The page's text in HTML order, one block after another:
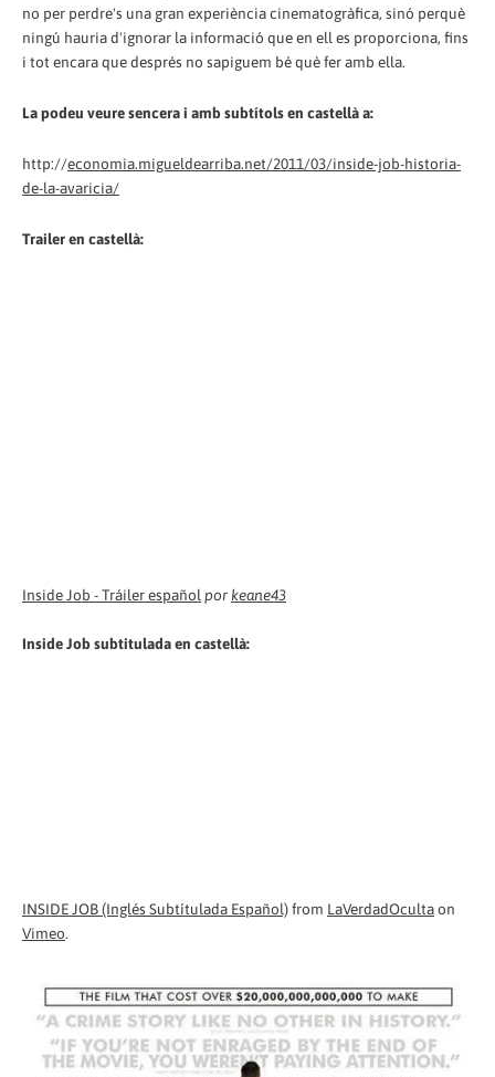
no per perdre's una gran experiència cinematogràfica, sinó perquè
ningú hauria d'ignorar la informació que en ell es proporciona, fins
i tot encara que després no sapiguem bé què fer amb ella.
La podeu veure sencera i amb subtítols en castellà a:
http://economia.migueldearriba.net/2011/03/inside-job-historia-
de-la-avaricia/
Trailer en castellà:
Inside Job - Tráiler español por keane43
Inside Job subtitulada en castellà:
INSIDE JOB (Inglés Subtítulada Español)from LaVerdadOcultaon
Vimeo.